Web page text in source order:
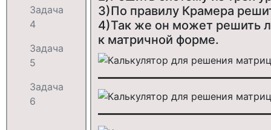
3)По правилу Крамера
4)Так же он может решить
к матричной форме.
Задача
4
Задача
5
Задача
6